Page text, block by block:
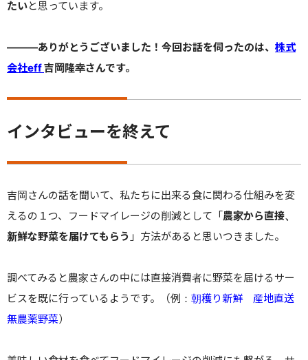
たいと思っています。
———ありがとうございました！今回お話を伺ったのは、 株式
会社eff吉岡隆幸さんです。
インタビューを終えて
吉岡さんの話を聞いて、私たちに出来る食に関わる仕組みを変
えるの１つ、フードマイレージの削減として「農家から直接、
新鮮な野菜を届けてもらう 」方法があると思いつきました。
調べてみると農家さんの中には直接消費者に野菜を届けるサー
ビスを既に行っているようです。（例： 朝穫り新鮮 産地直送
無農薬野菜）